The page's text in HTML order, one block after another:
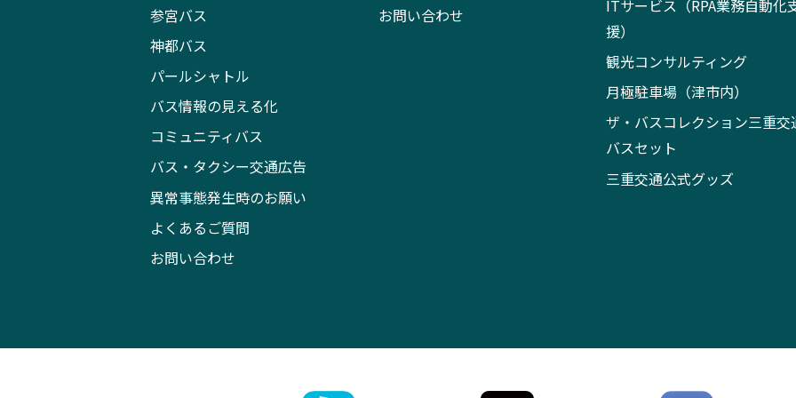
参宮バス
神都バス
パールシャトル
バス情報の見える化
コミュニティバス
バス・タクシー交通広告
異常事態発生時のお願い
よくあるご質問
お問い合わせ
お問い合わせ
ITサービス（RPA業務自動化
援）
観光コンサルティング
月極駐車場（津市内）
ザ・バスコレクション三重交
バスセット
三重交通公式グッズ